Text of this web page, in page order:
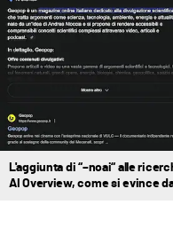
L'aggiunta di “–noai“ alle
AI Overview, come si evince